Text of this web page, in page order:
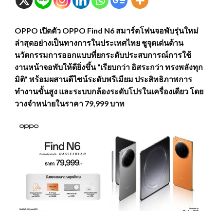
OPPO เปิดตัว OPPO Find N6 สมาร์ตโฟนจอพับรุ่นใหม่
ล่าสุดอย่างเป็นทางการในประเทศไทย ชูจุดเด่นด้าน
นวัตกรรมการออกแบบที่ยกระดับประสบการณ์การใช้
งานหน้าจอพับให้ดียิ่งขึ้น “เรียบกว่า อิสระกว่า ทรงพลังทุก
มิติ” พร้อมผสานดีไซน์ระดับพรีเมียม ประสิทธิภาพการ
ทำงานขั้นสูง และระบบกล้องระดับโปรในเครื่องเดียว โดย
วางจำหน่ายในราคา 79,999 บาท